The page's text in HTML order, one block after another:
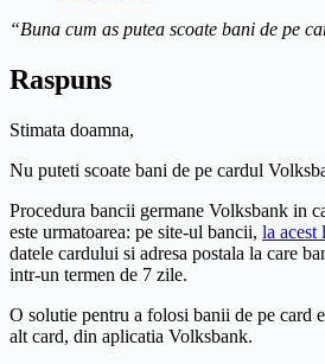
“Buna cum as putea scoate bani de pe
Raspuns
Stimata doamna,
Nu puteti scoate bani de pe cardul
Procedura bancii germane Volksbank in
este urmatoarea: pe site-ul bancii, la acest
datele cardului si adresa postala la care
intr-un termen de 7 zile.
O solutie pentru a folosi banii de pe card
alt card, din aplicatia Volksbank.